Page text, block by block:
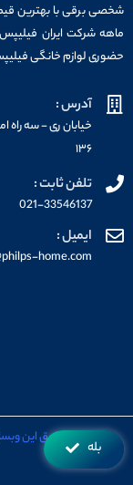
ماهه شرکت ایران فیلیپس
حضوری لوازم خانگی
آدرس :
۱۳۶
تلفن ثابت :
021-33546137
ایمیل :
home.com
تمامی حقوق اینبله